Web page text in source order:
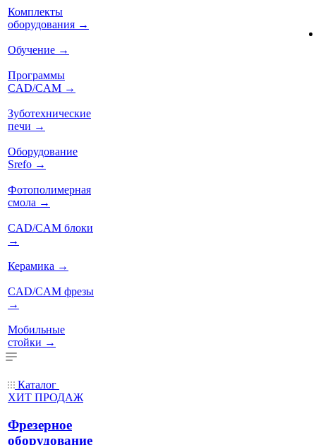
Комплекты
оборудования →
Обучение →
Программы
CAD/CAM →
Зуботехнические
печи →
Оборудование
Srefo →
Фотополимерная
смола →
CAD/CAM блоки
→
Керамика →
CAD/CAM фрезы
→
Мобильные
стойки →
Каталог
ХИТ ПРОДАЖ
Фрезерное
оборудование